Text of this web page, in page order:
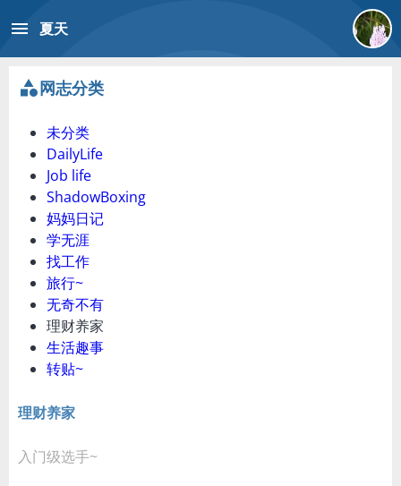
menu 夏天
category网志分类
未分类
DailyLife
Job life
ShadowBoxing
妈妈日记
学无涯
找工作
旅行~
无奇不有
理财养家
生活趣事
转贴~
理财养家
入门级选手~